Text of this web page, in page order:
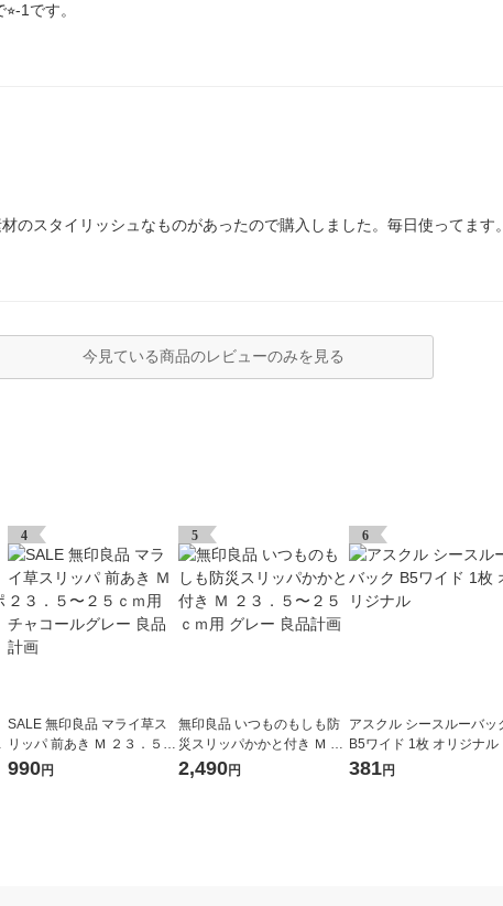
1です。
のスタイリッシュなものがあったので購入しました。毎日使ってます。
今見ている商品のレビューのみを見る
4
SALE 無印良品 マライ草ス
リッパ 前あき Ｍ ２３．５〜
２５ｃｍ用 チャコールグレ
990円
5
無印良品 いつものもしも防
災スリッパかかと付き Ｍ ２
３．５〜２５ｃｍ用 グレー
2,490円
6
アスクル シースルーバッ
B5ワイド 1枚 オリジナル
381円